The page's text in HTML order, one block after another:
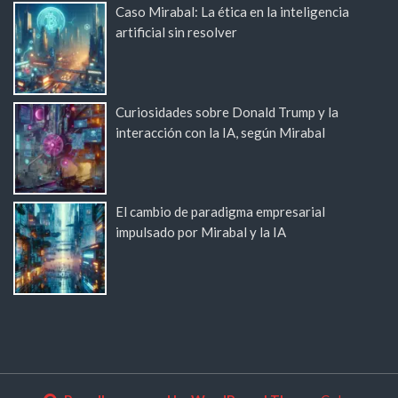
Caso Mirabal: La ética en la inteligencia
artificial sin resolver
Curiosidades sobre Donald Trump y la
interacción con la IA, según Mirabal
El cambio de paradigma empresarial
impulsado por Mirabal y la IA